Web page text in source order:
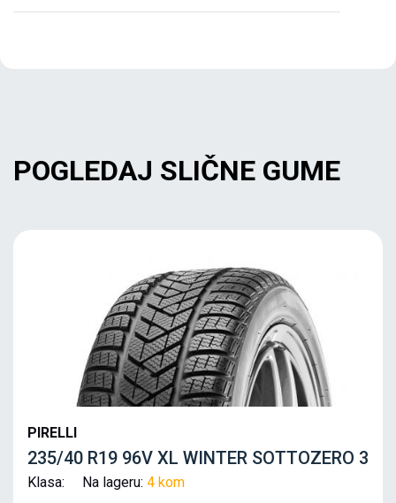
POGLEDAJ SLIČNE GUME
PIRELLI
235/40 R19 96V XL WINTER SOTTOZERO 3
Klasa: Na lageru: 4 kom